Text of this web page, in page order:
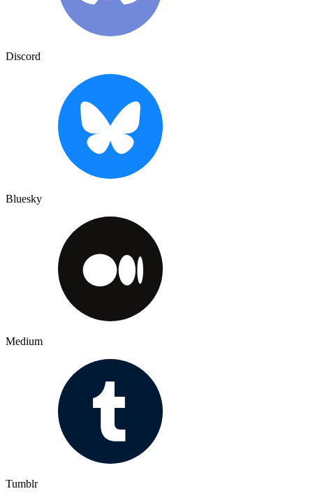
Discord
Bluesky
Medium
Tumblr